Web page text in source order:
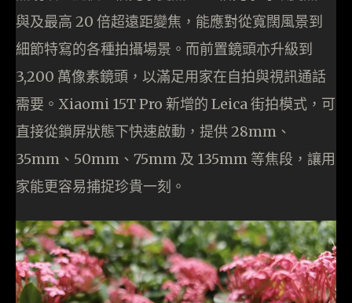
與及最高 20 倍超遠距變焦，能應對從寬闊風景到
細節特寫的各種拍攝場景。而前置鏡頭亦升級到
3,200 萬像素鏡頭，以滿足用家在自拍與視訊通話
需要。Xiaomi 15T Pro 新增的 Leica 街拍模式，可
直接從鎖屏狀態下快速啟動，提供 28mm、
35mm、50mm、75mm 及 135mm 等焦段，讓用
家能更容易捕捉珍貴一刻。